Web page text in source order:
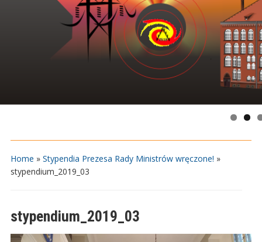
Home » Stypendia Prezesa Rady Ministrów wręczone! »
stypendium_2019_03
stypendium_2019_03